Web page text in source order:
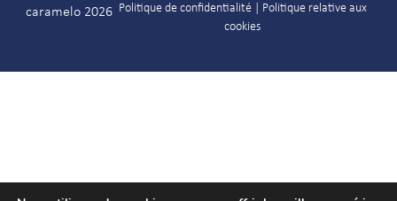
caramelo 2026 Politique de confidentialité| Politique relative aux
cookies